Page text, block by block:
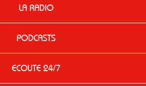
LA RADIO
PODCASTS
ECOUTE 24/7